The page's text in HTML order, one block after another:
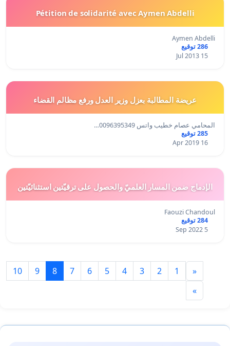
Pétition de solidarité avec Aymen Abdelli
Aymen Abdelli
286 توقيع
15 Jul 2013
عريضة المطالبة بعزل وزير العدل ورفع مظالم القضاء
المحامي عصام خطيب واتس 0096395349…
285 توقيع
16 Apr 2019
الإدماج ضمن المسار العلميّ والحصول على ترقيّتين استثنائيّتين
Faouzi Chandoul
284 توقيع
5 Sep 2022
«
1
2
3
4
5
6
7
8
9
10
»